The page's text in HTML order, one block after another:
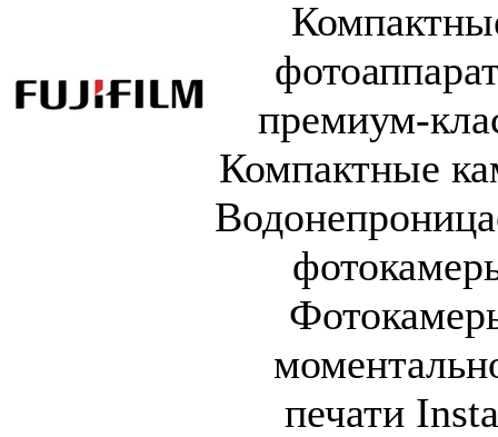
премиум-
Компактные
печати